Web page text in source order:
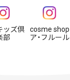
ッズ倶
部
cosme shop
ア・フルール